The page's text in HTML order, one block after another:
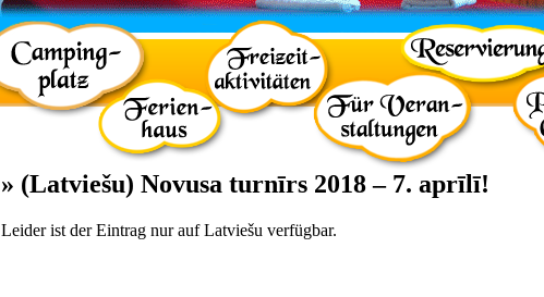
» (Latviešu) Novusa turnīrs 2018 – 7. aprīlī!
Leider ist der Eintrag nur aufLatviešu verfügbar.